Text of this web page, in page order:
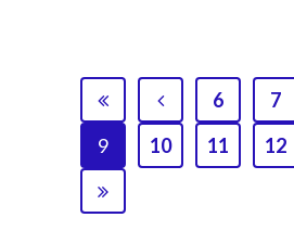
6 7
9
10 11 12